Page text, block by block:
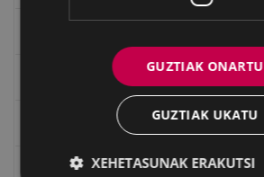
"Gure Herria" aldizkaria
Txostenak eta dokumentuak
EXFIBAR
GUZTIAK ONARTU
GUZTIAK UKATU
XEHETASUNAK ERAKUTSI